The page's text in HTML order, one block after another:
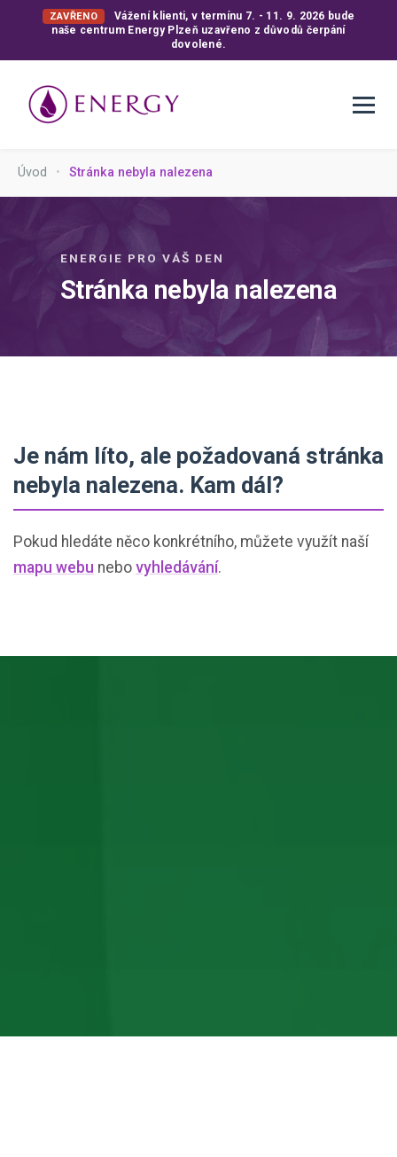
ZAVŘENO
Vážení klienti, v termínu 7. - 11. 9. 2026 bude
naše centrum Energy Plzeň uzavřeno z důvodů čerpání
dovolené.
Úvod • Stránka nebyla nalezena
ENERGIE PRO VÁŠ DEN
Stránka nebyla nalezena
Je nám líto, ale požadovaná stránka
nebyla nalezena. Kam dál?
Pokud hledáte něco konkrétního, můžete využít naší
mapu webu nebo vyhledávání.